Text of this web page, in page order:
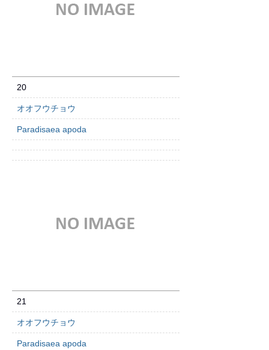
20
オオフウチョウ
Paradisaea apoda
21
オオフウチョウ
Paradisaea apoda